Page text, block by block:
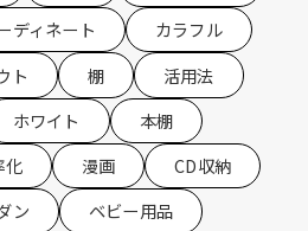
ディネート
カラフル
ト 棚
活用法
ホワイト
本棚
化 漫画
CD収納
ン
ベビー用品